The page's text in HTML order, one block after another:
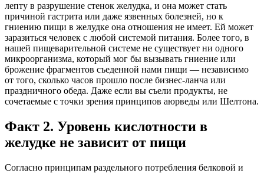
лепту в разрушение стенок желудка, и она может стать
причиной гастрита или даже язвенных болезней, но к
гниению пищи в желудке она отношения не имеет. Ей может
заразиться человек с любой системой питания. Более того, в
нашей пищеварительной системе не существует ни одного
микроорганизма, который мог бы вызывать гниение или
брожение фрагментов съеденной нами пищи — независимо
от того, сколько часов прошло после бизнес-ланча или
праздничного обеда. Даже если вы съели продукты, не
сочетаемые с точки зрения принципов аюрведы или Шелтона.
Факт 2. Уровень кислотности в
желудке не зависит от пищи
Согласно принципам раздельного потребления белковой и